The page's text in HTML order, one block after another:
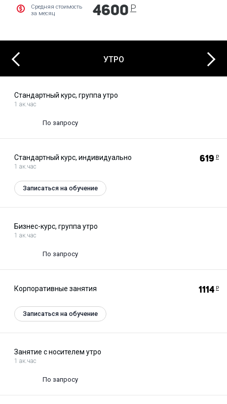
Средняя стоимость
за месяц
4600 Р
Previous УТРО
Стандартный курс, группа утро
1 ак.час
По запросу
Стандартный курс, индивидуально
1 ак.час
619 Р
Записаться на обучение
Бизнес-курс, группа утро
1 ак.час
По запросу
Корпоративные занятия 1114 Р
Записаться на обучение
Занятие с носителем утро
1 ак.час
По запросу
Next